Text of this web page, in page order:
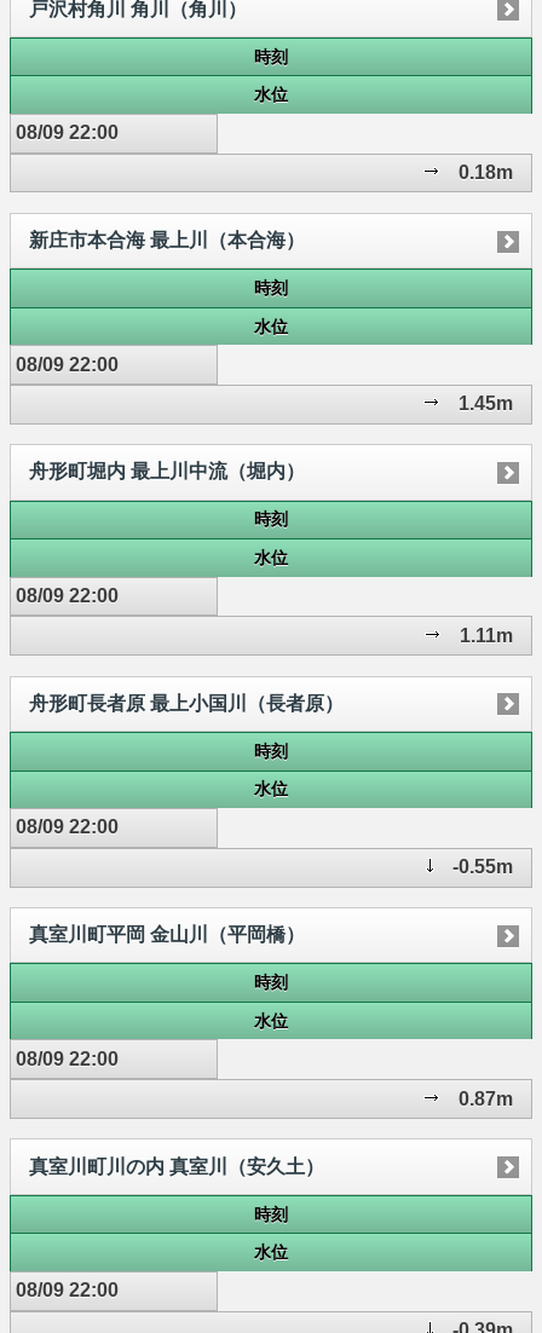
戸沢村角川 角川（角川）
時刻
水位
08/09 22:00
0.18m
新庄市本合海 最上川（本合海）
時刻
水位
08/09 22:00
1.45m
舟形町堀内 最上川中流（堀内）
時刻
水位
08/09 22:00
1.11m
舟形町長者原 最上小国川（長者原）
時刻
水位
08/09 22:00
-0.55m
真室川町平岡 金山川（平岡橋）
時刻
水位
08/09 22:00
0.87m
真室川町川の内 真室川（安久土）
時刻
水位
08/09 22:00